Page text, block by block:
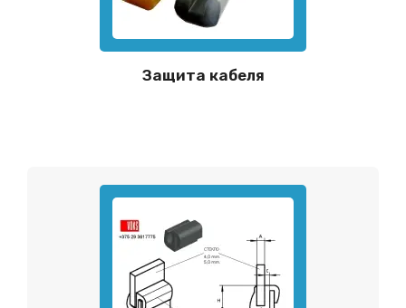
Защита кабеля